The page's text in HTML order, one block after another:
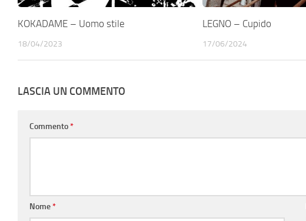
KOKADAME – Uomo stile
18/04/2023
LEGNO – Cupido
17/06/2024
LASCIA UN COMMENTO
Commento*
Nome*